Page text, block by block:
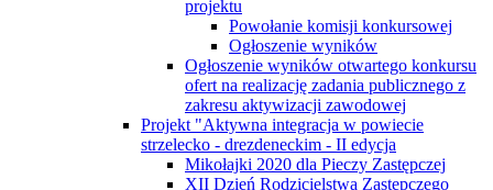
projektu
Powołanie komisji konkursowej
Ogłoszenie wyników
Ogłoszenie wyników otwartego konkursu
ofert na realizację zadania publicznego z
zakresu aktywizacji zawodowej
Projekt "Aktywna integracja w powiecie
strzelecko - drezdeneckim - II edycja
Mikołajki 2020 dla Pieczy Zastępczej
XII Dzień Rodzicielstwa Zastępczego